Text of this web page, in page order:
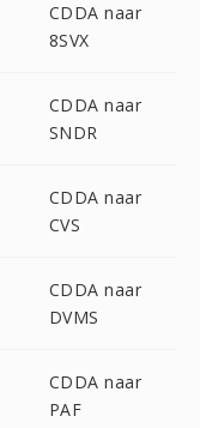
CDDA naar
8SVX
CDDA naar
SNDR
CDDA naar
CVS
CDDA naar
DVMS
CDDA naar
PAF